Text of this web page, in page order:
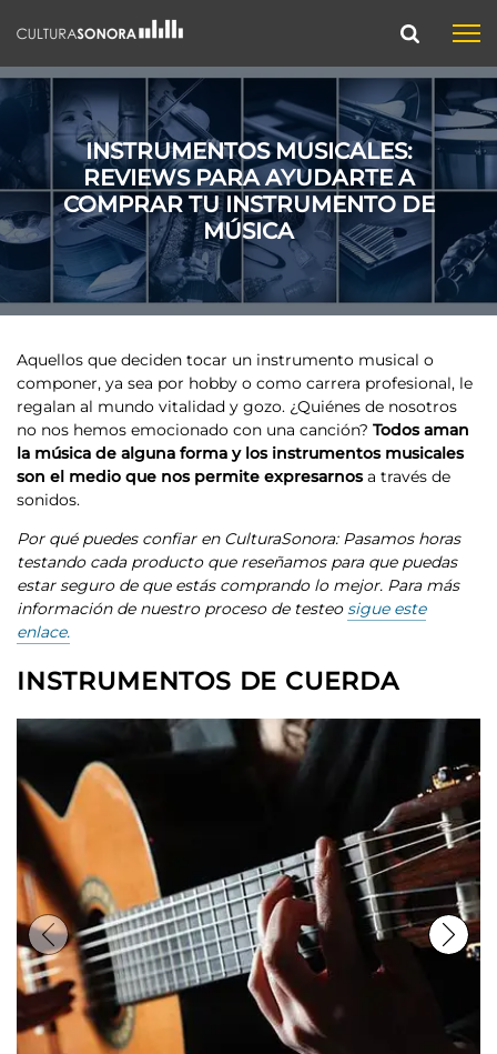
INSTRUMENTOS MUSICALES:
REVIEWS PARA AYUDARTE A
COMPRAR TU INSTRUMENTO DE
MÚSICA
Aquellos que deciden tocar un instrumento musical o
componer, ya sea por hobby o como carrera profesional, le
regalan al mundo vitalidad y gozo. ¿Quiénes de nosotros
no nos hemos emocionado con una canción? Todos aman
la música de alguna forma y los instrumentos musicales
son el medio que nos permite expresarnosa través de
sonidos.
Por qué puedes confiar en CulturaSonora: Pasamos horas
testando cada producto que reseñamos para que puedas
estar seguro de que estás comprando lo mejor. Para más
información de nuestro proceso de testeosigue este
enlace.
INSTRUMENTOS DE CUERDA
Previous Next